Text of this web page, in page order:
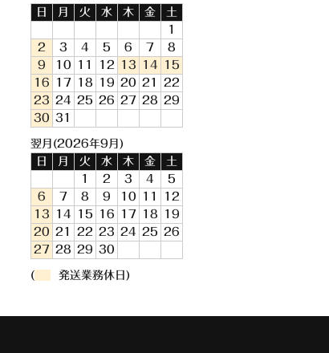
日
月 火 水 木 金
土
1
2
3 4 5 6 7
8
9
10 11 12 13 14
15
16
17 18 19 20 21
22
23 24 25 26 27 28 29
30 31
翌月(2026年9月)
日
月 火 水 木 金
土
1
2 3 4
5
6
7 8 9 10 11
12
13
14 15 16 17 18
19
20 21 22 23 24 25 26
27 28 29 30
( 発送業務休日)